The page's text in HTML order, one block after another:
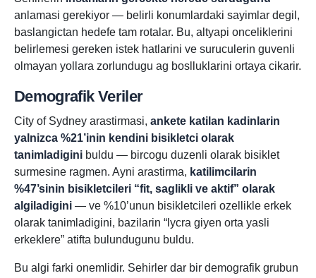
anlamasi gerekiyor — belirli konumlardaki sayimlar degil,
baslangictan hedefe tam rotalar. Bu, altyapi onceliklerini
belirlemesi gereken istek hatlarini ve suruculerin guvenli
olmayan yollara zorlundugu ag boslluklarini ortaya cikarir.
Demografik Veriler
City of Sydney arastirmasi, ankete katilan kadinlarin
yalnizca %21’inin kendini bisikletci olarak
tanimladigini buldu — bircogu duzenli olarak bisiklet
surmesine ragmen. Ayni arastirma, katilimcilarin
%47’sinin bisikletcileri “fit, saglikli ve aktif” olarak
algiladigini — ve %10’unun bisikletcileri ozellikle erkek
olarak tanimladigini, bazilarin “lycra giyen orta yasli
erkeklere” atifta bulundugunu buldu.
Bu algi farki onemlidir. Sehirler dar bir demografik grubun